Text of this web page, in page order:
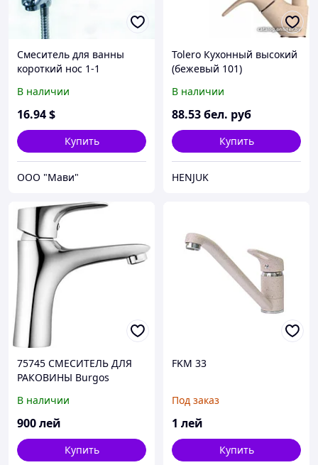
Смеситель для ванны
короткий нос 1-1
В наличии
16.94$
Купить
ООО "Мави"
Tolero Кухонный высокий
(бежевый 101)
В наличии
88.53бел. руб
Купить
HENJUK
75745 СМЕСИТЕЛЬ ДЛЯ
РАКОВИНЫ Burgos
В наличии
900лей
Купить
FKM 33
Под заказ
1 лей
Купить